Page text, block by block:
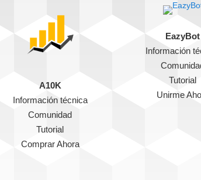
A10K
Información técnica
Comunidad
Tutorial
Comprar Ahora
EazyBot
Información
Tutorial
Unirme